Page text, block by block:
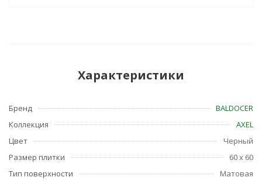
Характеристики
Бренд
BALDOCER
Коллекция
AXEL
Цвет
Черный
Размер плитки
60 x 60
Тип поверхности
Матовая